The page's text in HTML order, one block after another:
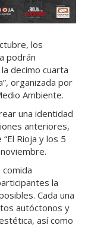
los
podrán
decimo cuarta
organizada por
Ambiente.
una identidad
anteriores,
Rioja y los 5
la
Cada una
autóctonos y
así como